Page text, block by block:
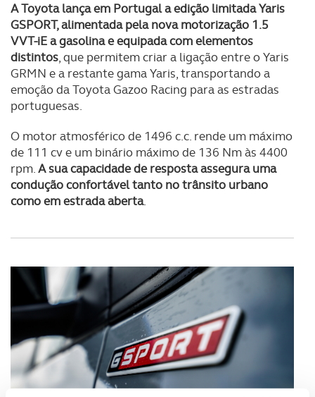
A Toyota lança em Portugal a edição limitada Yaris
GSPORT, alimentada pela nova motorização 1.5
VVT-iE a gasolina e equipada com elementos
distintos, que permitem criar a ligação entre o Yaris
GRMN e a restante gama Yaris, transportando a
emoção da Toyota Gazoo Racing para as estradas
portuguesas.
O motor atmosférico de 1496 c.c. rende um máximo
de 111 cv e um binário máximo de 136 Nm às 4400
rpm.A sua capacidade de resposta assegura uma
condução confortável tanto no trânsito urbano
como em estrada aberta.